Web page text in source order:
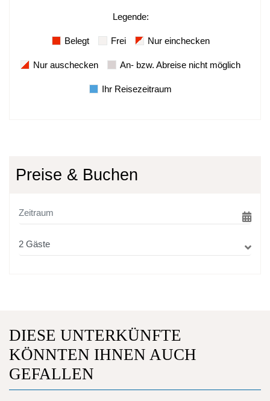
Legende:
Belegt Frei Nur einchecken
Nur auschecken An- bzw. Abreise nicht möglich
Ihr Reisezeitraum
Preise & Buchen
DIESE UNTERKÜNFTE
KÖNNTEN IHNEN AUCH
GEFALLEN